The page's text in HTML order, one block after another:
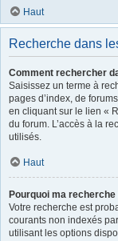
Haut
Recherche dans
Comment rechercher
Saisissez un terme à
pages d’index, de
en cliquant sur le lien «
du forum. L’accès à la
utilisés.
Haut
Pourquoi ma
Votre recherche est
courants non indexés
utilisant les options